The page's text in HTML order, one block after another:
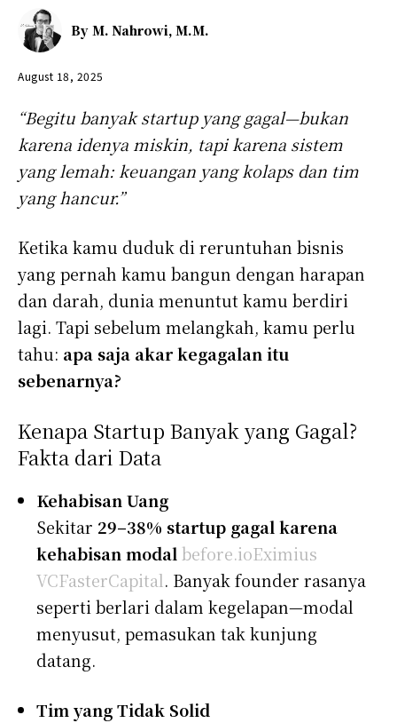
By M. Nahrowi, M.M.
August 18, 2025
“Begitu banyak startup yang gagal—bukan
karena idenya miskin, tapi karena sistem
yang lemah: keuangan yang kolaps dan tim
yang hancur.”
Ketika kamu duduk di reruntuhan bisnis
yang pernah kamu bangun dengan harapan
dan darah, dunia menuntut kamu berdiri
lagi. Tapi sebelum melangkah, kamu perlu
tahu: apa saja akar kegagalan itu
sebenarnya?
Kenapa Startup Banyak yang Gagal?
Fakta dari Data
Kehabisan Uang
Sekitar 29–38% startup gagal karena
kehabisan modal before.ioEximius
VCFasterCapital. Banyak founder rasanya
seperti berlari dalam kegelapan—modal
menyusut, pemasukan tak kunjung
datang.
Tim yang Tidak Solid